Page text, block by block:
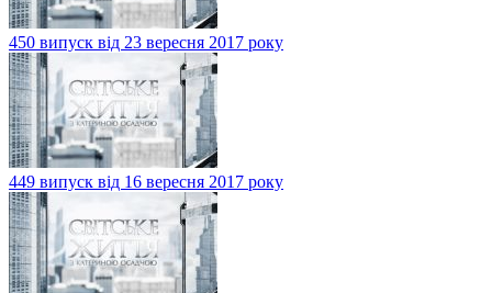
450 випуск від 23 вересня 2017 року
449 випуск від 16 вересня 2017 року